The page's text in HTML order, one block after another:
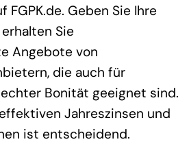
FGPK.de. Geben Sie Ihre
Sie
Angebote von
die auch für
Bonität geeignet sind.
Jahreszinsen und
ist entscheidend.